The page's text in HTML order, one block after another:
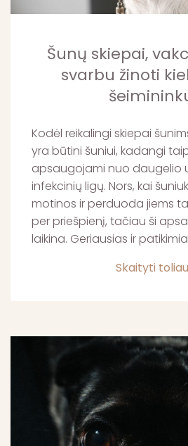
Šunų skiepai,
svarbu žinoti
Kodėl reikalingi skiepai
yra būtini šuniui, kadangi
apsaugojami nuo daugelio
infekcinių ligų. Nors, kai
motinos ir perduoda jiems
per priešpienį, tačiau ši
laikina. Geriausias ir
Skaityti toliau